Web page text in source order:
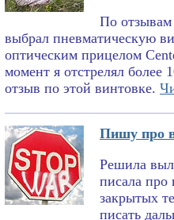
По отзывам
выбрал пневматическую
оптическим прицелом
момент я отстрелял более
отзыв по этой винтовке.
Пишу про
Решила
писала про
закрытых
писать